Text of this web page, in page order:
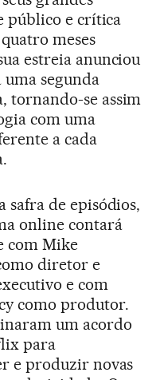
público e crítica
meses
estreia anunciou
uma segunda
tornando-se assim
com uma
a cada
safra de episódios,
online contará
com Mike
diretor e
e com
como produtor.
um acordo
para
e produzir novas